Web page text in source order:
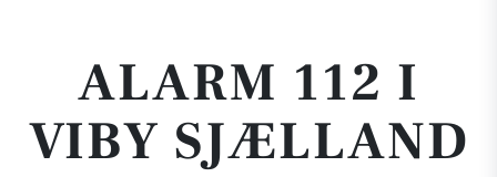
ALARM 112 I
VIBY SJÆLLAND